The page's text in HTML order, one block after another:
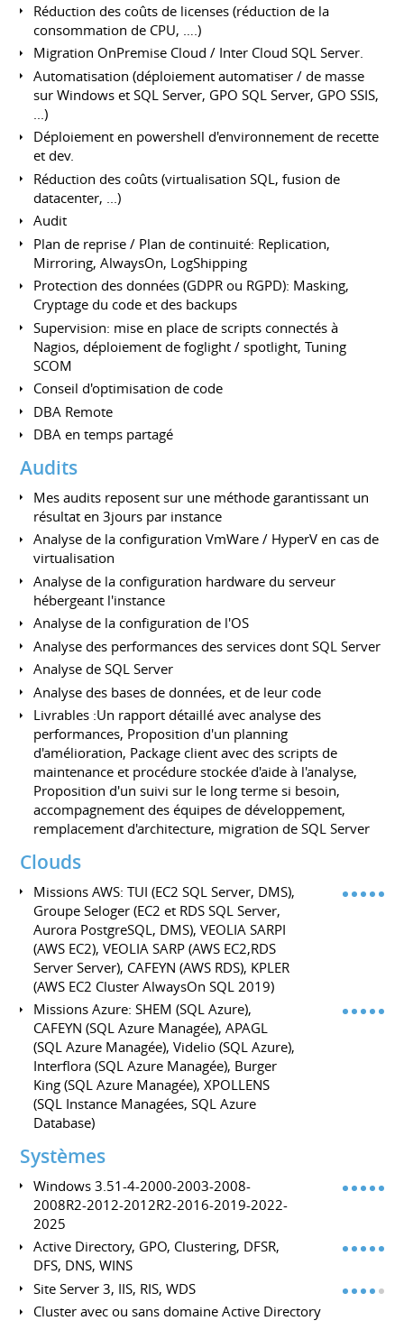
Réduction des coûts de licenses (réduction de la
consommation de CPU, ….)
Migration OnPremise Cloud / Inter Cloud SQL Server.
Automatisation (déploiement automatiser / de masse
sur Windows et SQL Server, GPO SQL Server, GPO SSIS,
...)
Déploiement en powershell d'environnement de recette
et dev.
Réduction des coûts (virtualisation SQL, fusion de
datacenter, ...)
Audit
Plan de reprise / Plan de continuité: Replication,
Mirroring, AlwaysOn, LogShipping
Protection des données (GDPR ou RGPD): Masking,
Cryptage du code et des backups
Supervision: mise en place de scripts connectés à
Nagios, déploiement de foglight / spotlight, Tuning
SCOM
Conseil d'optimisation de code
DBA Remote
DBA en temps partagé
Audits
Mes audits reposent sur une méthode garantissant un
résultat en 3jours par instance
Analyse de la configuration VmWare / HyperV en cas de
virtualisation
Analyse de la configuration hardware du serveur
hébergeant l'instance
Analyse de la configuration de l'OS
Analyse des performances des services dont SQL Server
Analyse de SQL Server
Analyse des bases de données, et de leur code
Livrables :Un rapport détaillé avec analyse des
performances, Proposition d'un planning
d'amélioration, Package client avec des scripts de
maintenance et procédure stockée d'aide à l'analyse,
Proposition d'un suivi sur le long terme si besoin,
accompagnement des équipes de développement,
remplacement d'architecture, migration de SQL Server
Clouds
Missions AWS: TUI (EC2 SQL Server, DMS),
Groupe Seloger (EC2 et RDS SQL Server,
Aurora PostgreSQL, DMS), VEOLIA SARPI
(AWS EC2), VEOLIA SARP (AWS EC2,RDS
Server Server), CAFEYN (AWS RDS), KPLER
(AWS EC2 Cluster AlwaysOn SQL 2019)
Missions Azure: SHEM (SQL Azure),
CAFEYN (SQL Azure Managée), APAGL
(SQL Azure Managée), Videlio (SQL Azure),
Interflora (SQL Azure Managée), Burger
King (SQL Azure Managée), XPOLLENS
(SQL Instance Managées, SQL Azure
Database)
Systèmes
Windows 3.51-4-2000-2003-2008-
2008R2-2012-2012R2-2016-2019-2022-
2025
Active Directory, GPO, Clustering, DFSR,
DFS, DNS, WINS
Site Server 3, IIS, RIS, WDS
Cluster avec ou sans domaine Active Directory